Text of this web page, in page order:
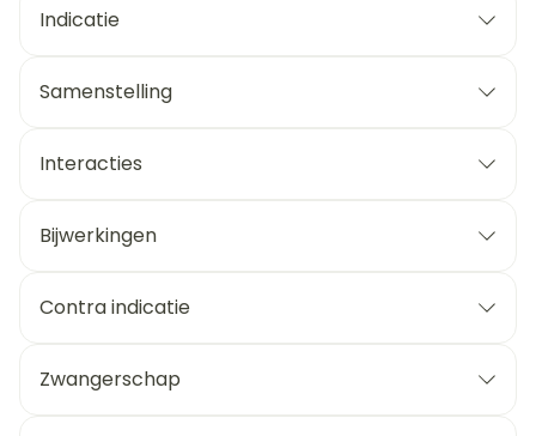
Indicatie
Samenstelling
Interacties
Bijwerkingen
Contra indicatie
Zwangerschap